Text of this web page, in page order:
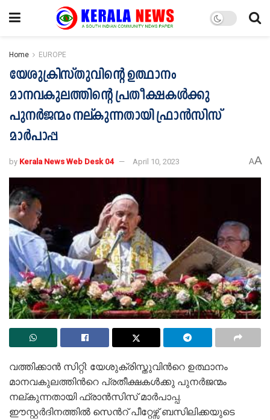
Home EUROPE
യേശുക്രിസ്തുവിന്‍റെ ഉത്ഥാനം
മാനവകുലത്തിന്‍റെ പ്രതീക്ഷകള്‍ക്കു
പുനര്‍ജന്മം നല്കുന്നതായി ഫ്രാന്‍സിസ്
മാര്‍പാപ്പ
by Kerala News Web Desk 04 April 10, 2023 AA
വത്തിക്കാന്‍ സിറ്റി: യേശുക്രിസ്തുവിന്‍റെ ഉത്ഥാനം
മാനവകുലത്തിന്‍റെ പ്രതീക്ഷകള്‍ക്കു പുനര്‍ജന്മം
നല്കുന്നതായി ഫ്രാന്‍സിസ് മാര്‍പാപ്പ.
ഈസ്റ്റര്‍ദിനത്തില്‍ സെന്‍റ് പീറ്റേഴ്സ് ബസിലിക്കയുടെ